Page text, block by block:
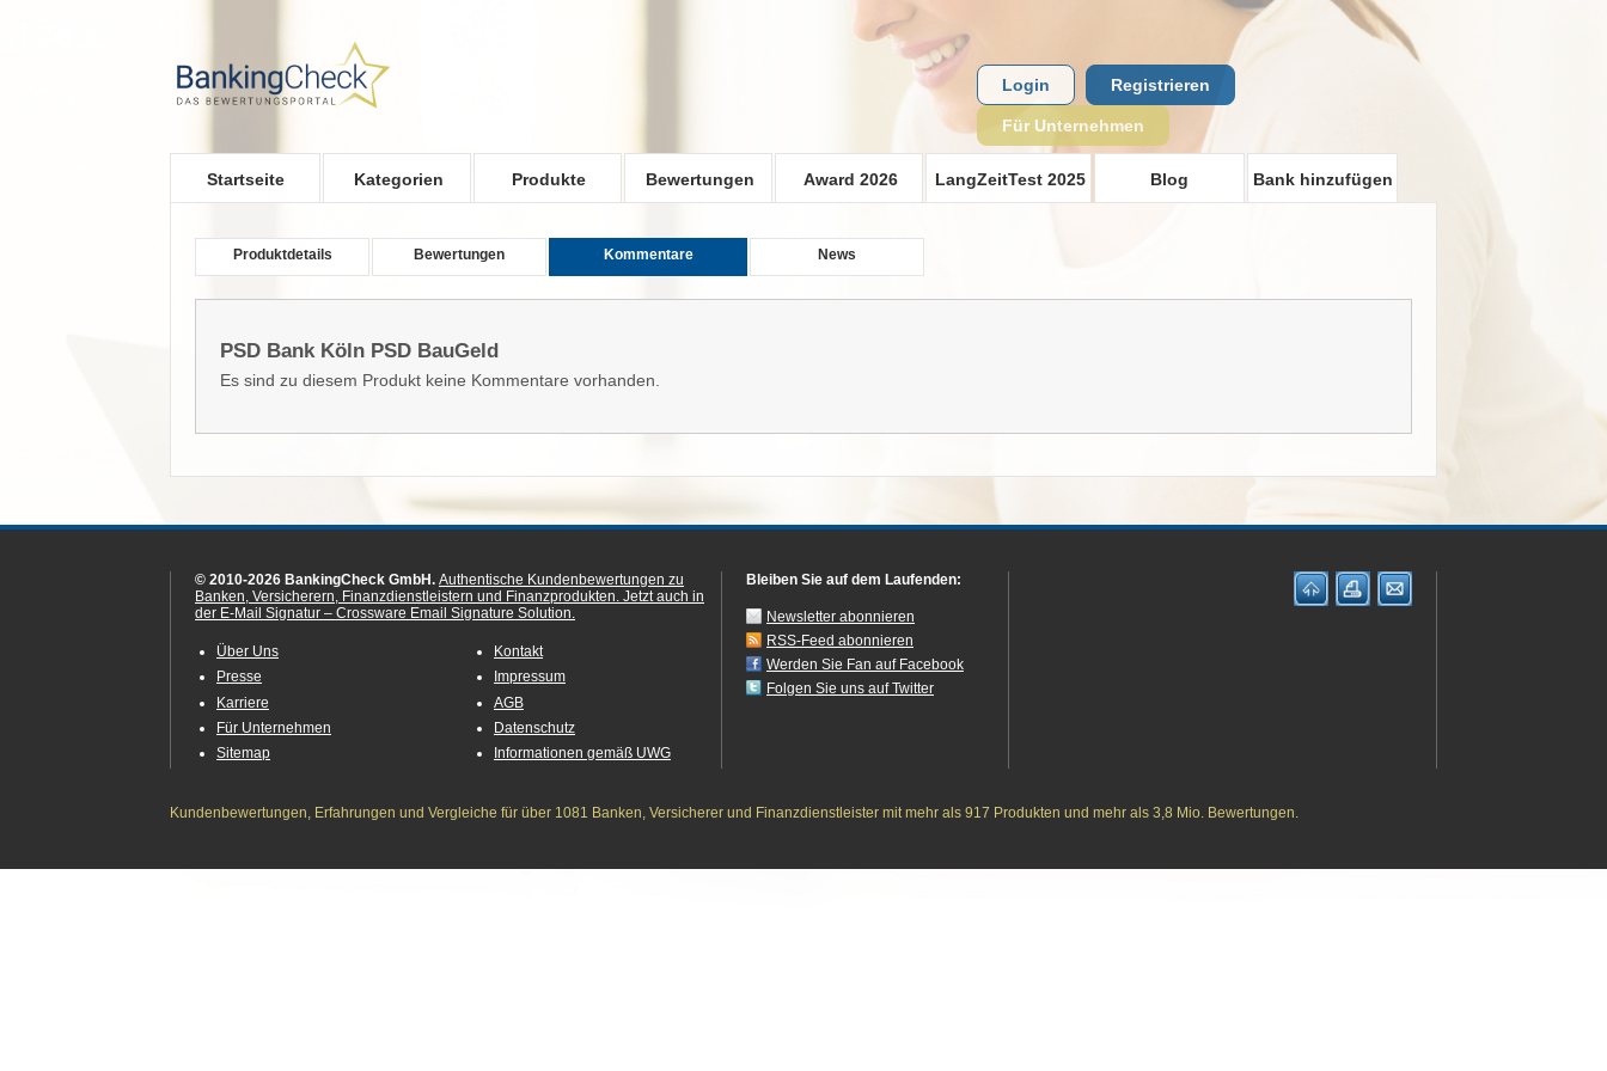
Startseite Kategorien Produkte Bewertungen Award 2026 LangZeitTest 2025 Blog Bank hinzufügen
Login Registrieren
Für Unternehmen
Produktdetails Bewertungen Kommentare News
PSD Bank Köln PSD BauGeld
Es sind zu diesem Produkt keine Kommentare vorhanden.
© 2010-2026 BankingCheck GmbH. Authentische Kundenbewertungen zu
Banken, Versicherern, Finanzdienstleistern und Finanzprodukten. Jetzt auch in
der E-Mail Signatur – Crossware Email Signature Solution.
Über Uns
Presse
Karriere
Für Unternehmen
Sitemap
Kontakt
Impressum
AGB
Datenschutz
Informationen gemäß UWG
Bleiben Sie auf dem Laufenden:
Newsletter abonnieren
RSS-Feed abonnieren
Werden Sie Fan auf Facebook
Folgen Sie uns auf Twitter
Kundenbewertungen, Erfahrungen und Vergleiche für über 1081 Banken, Versicherer und Finanzdienstleister mit mehr als 917 Produkten und mehr als 3,8 Mio. Bewertungen.